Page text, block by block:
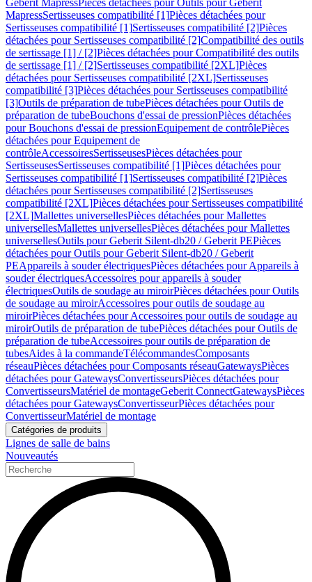
Geberit MapressPièces détachées pour Outils pour Geberit
MapressSertisseuses compatibilité [1]Pièces détachées pour
Sertisseuses compatibilité [1]Sertisseuses compatibilité [2]Pièces
détachées pour Sertisseuses compatibilité [2]Compatibilité des outils
de sertissage [1] / [2]Pièces détachées pour Compatibilité des outils
de sertissage [1] / [2]Sertisseuses compatibilité [2XL]Pièces
détachées pour Sertisseuses compatibilité [2XL]Sertisseuses
compatibilité [3]Pièces détachées pour Sertisseuses compatibilité
[3]Outils de préparation de tubePièces détachées pour Outils de
préparation de tubeBouchons d'essai de pressionPièces détachées
pour Bouchons d'essai de pressionEquipement de contrôlePièces
détachées pour Equipement de
contrôleAccessoiresSertisseusesPièces détachées pour
SertisseusesSertisseuses compatibilité [1]Pièces détachées pour
Sertisseuses compatibilité [1]Sertisseuses compatibilité [2]Pièces
détachées pour Sertisseuses compatibilité [2]Sertisseuses
compatibilité [2XL]Pièces détachées pour Sertisseuses compatibilité
[2XL]Mallettes universellesPièces détachées pour Mallettes
universellesMallettes universellesPièces détachées pour Mallettes
universellesOutils pour Geberit Silent-db20 / Geberit PEPièces
détachées pour Outils pour Geberit Silent-db20 / Geberit
PEAppareils à souder électriquesPièces détachées pour Appareils à
souder électriquesAccessoires pour appareils à souder
électriquesOutils de soudage au miroirPièces détachées pour Outils
de soudage au miroirAccessoires pour outils de soudage au
miroirPièces détachées pour Accessoires pour outils de soudage au
miroirOutils de préparation de tubePièces détachées pour Outils de
préparation de tubeAccessoires pour outils de préparation de
tubesAides à la commandeTélécommandesComposants
réseauPièces détachées pour Composants réseauGatewaysPièces
détachées pour GatewaysConvertisseursPièces détachées pour
ConvertisseursMatériel de montageGeberit ConnectGatewaysPièces
détachées pour GatewaysConvertisseurPièces détachées pour
ConvertisseurMatériel de montage
Catégories de produits
Lignes de salle de bains
Nouveautés